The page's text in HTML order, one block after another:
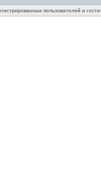
пользователей и